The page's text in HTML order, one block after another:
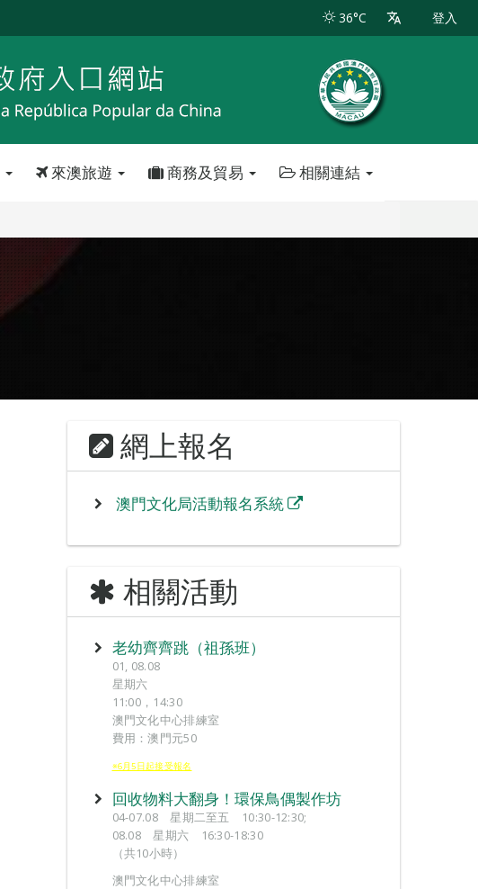
36°C 登入
來澳旅遊 商務及貿易 相關連結
網上報名
澳門文化局活動報名系統
相關活動
老幼齊齊跳（祖孫班）
01, 08.08
星期六
11:00，14:30
澳門文化中心排練室
費用：澳門元50
※6月5日起接受報名
回收物料大翻身！環保鳥偶製作坊
04-07.08 星期二至五 10:30-12:30;
08.08 星期六 16:30-18:30
（共10小時）
澳門文化中心排練室